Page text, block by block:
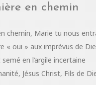
en chemin
chemin, Marie tu nous
« oui » aux imprévus de
semé en l’argile incertaine
Jésus Christ, Fils de